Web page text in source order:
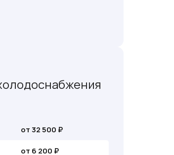
от 32 500 ₽
от 6 200 ₽